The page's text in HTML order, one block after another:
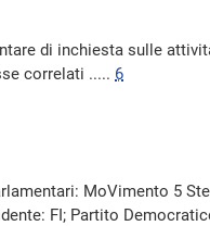
di inchiesta sulle
correlati ..... 6
MoVimento 5
FI; Partito